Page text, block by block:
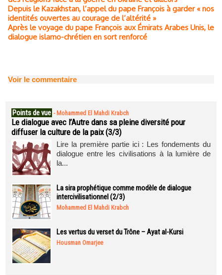
Depuis le Kazakhstan, l’appel du pape François à garder « nos
identités ouvertes au courage de l’altérité »
Après le voyage du pape François aux Émirats Arabes Unis, le
dialogue islamo-chrétien en sort renforcé
Voir le commentaire
Points de vue - Mohammed El Mahdi Krabch
Le dialogue avec l’Autre dans sa pleine diversité pour
diffuser la culture de la paix (3/3)
Lire la première partie ici : Les fondements du
dialogue entre les civilisations à la lumière de
la...
La sira prophétique comme modèle de dialogue
intercivilisationnel (2/3)
Mohammed El Mahdi Krabch
Les vertus du verset du Trône – Ayat al-Kursi
Housman Omarjee